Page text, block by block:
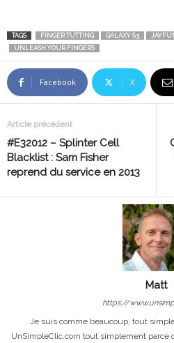
TAGS FINGER TUTTING GALAXY S3
UNLEASH YOUR FINGERS
Facebook X
Article précédent
#E32012 – Splinter Cell
Blacklist : Sam Fisher
reprend du service en 2013
Matt
https://
Je suis comme beaucoup, tout
UnSimpleClic.com tout simplement parce